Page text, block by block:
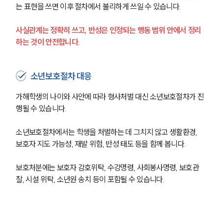
는 표현을 쓰면 이후 절차에서 불리하게 쓰일 수 있습니다.
사실관계는 정확히 쓰고, 반성은 인정되는 행동 범위 안에서 정리
하는 것이 안전합니다.
소년보호절차 대응
가해학생의 나이와 사안에 따라 형사처벌 대신 소년보호절차가 진
행될 수 있습니다.
소년보호절차에서는 학생을 처벌하는 데 그치지 않고 생활환경,
보호자 지도 가능성, 재발 위험, 반성 태도 등을 함께 봅니다.
보호처분에는 보호자 감호위탁, 수강명령, 사회봉사명령, 보호관
찰, 시설 위탁, 소년원 송치 등이 포함될 수 있습니다.